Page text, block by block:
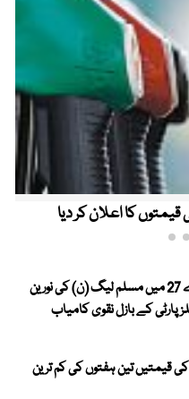
کا اعلان کر دیا
آزاد کشمیر الیکشن ، ایل اے 27 میں مسلم لیگ (ن) کی نورین
قیمتیں تین ہفتوں کی کم ترین